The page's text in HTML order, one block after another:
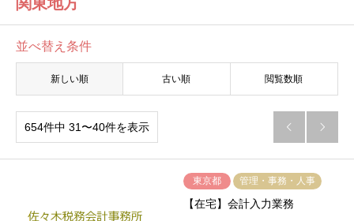
並べ替え条件
新しい順 古い順 閲覧数順
654件中 31〜40件を表示  
東京都 管理・事務・人事
【在宅】会計入力業務